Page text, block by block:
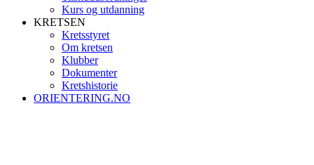
Kurs og utdanning
KRETSEN
Kretsstyret
Om kretsen
Klubber
Dokumenter
Kretshistorie
ORIENTERING.NO